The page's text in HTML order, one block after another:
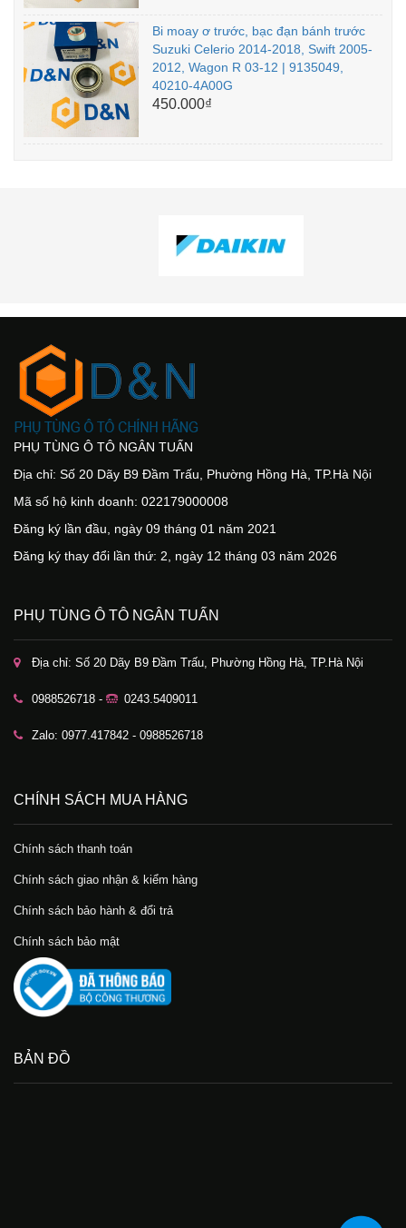
Bi moay ơ trước, bạc đạn bánh trước
Suzuki Celerio 2014-2018, Swift 2005-
2012, Wagon R 03-12 | 9135049,
40210-4A00G
450.000₫
PHỤ TÙNG Ô TÔ NGÂN TUẤN
Địa chỉ: Số 20 Dãy B9 Đầm Trấu, Phường Hồng Hà, TP.Hà Nội
Mã số hộ kinh doanh: 022179000008
Đăng ký lần đầu, ngày 09 tháng 01 năm 2021
Đăng ký thay đổi lần thứ: 2, ngày 12 tháng 03 năm 2026
PHỤ TÙNG Ô TÔ NGÂN TUẤN
Địa chỉ: Số 20 Dãy B9 Đầm Trấu, Phường Hồng Hà, TP.Hà Nội
0988526718 - 0243.5409011
Zalo: 0977.417842 - 0988526718
CHÍNH SÁCH MUA HÀNG
Chính sách thanh toán
Chính sách giao nhận & kiểm hàng
Chính sách bảo hành & đổi trả
Chính sách bảo mật
BẢN ĐỒ